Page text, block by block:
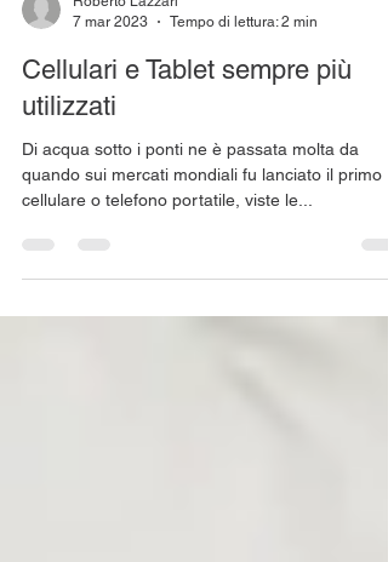
7 mar 2023
Tempo di lettura: 2 min
Cellulari e Tablet sempre più
utilizzati
Di acqua sotto i ponti ne è passata molta da
cellulare o telefono portatile, viste le...